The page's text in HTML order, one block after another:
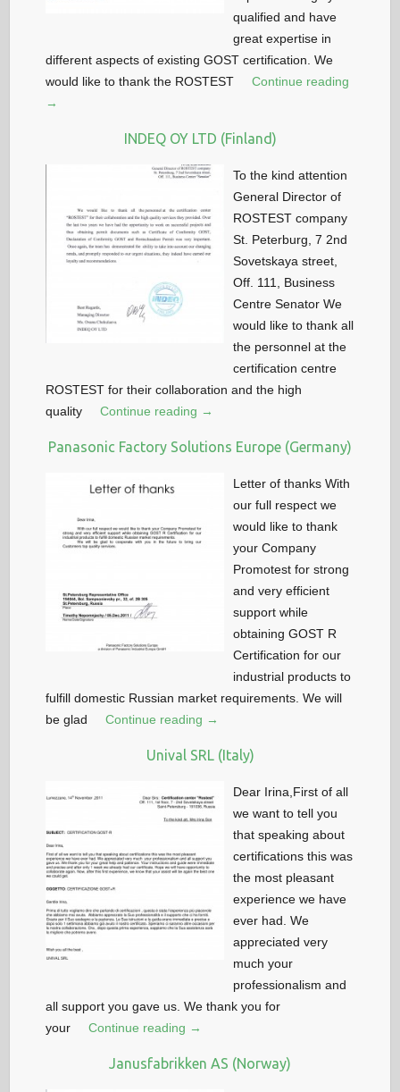
qualified and have
great expertise in
different aspects of existing GOST certification. We
would like to thank the ROSTEST
Continue reading
→
INDEQ OY LTD (Finland)
To the kind attention
General Director of
ROSTEST company
St. Peterburg, 7 2nd
Sovetskaya street,
Off. 111, Business
Centre Senator We
would like to thank all
the personnel at the
certification centre
ROSTEST for their collaboration and the high
quality
Continue reading →
Panasonic Factory Solutions Europe (Germany)
Letter of thanks With
our full respect we
would like to thank
your Company
Promotest for strong
and very efficient
support while
obtaining GOST R
Certification for our
industrial products to
fulfill domestic Russian market requirements. We will
be glad
Continue reading →
Unival SRL (Italy)
Dear Irina,First of all
we want to tell you
that speaking about
certifications this was
the most pleasant
experience we have
ever had. We
appreciated very
much your
professionalism and
all support you gave us. We thank you for
your
Continue reading →
Janusfabrikken AS (Norway)